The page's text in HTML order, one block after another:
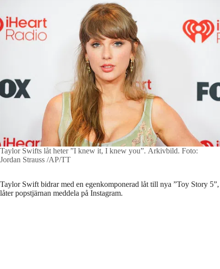
Taylor Swifts låt heter ”I knew it, I knew you”. Arkivbild.
Jordan Strauss /AP/TT
Taylor Swift bidrar med en egenkomponerad låt till nya ”Toy Story 5”,
låter popstjärnan meddela på Instagram.